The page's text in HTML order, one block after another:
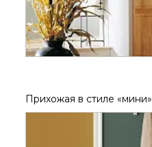
Прихожая в стиле «мини»